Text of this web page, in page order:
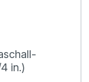
in.)